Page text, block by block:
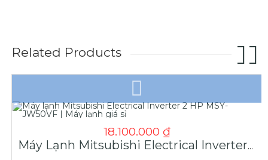
Related Products
18.100.000 ₫
Máy Lạnh Mitsubishi Electrical Inverter 2 HP MSY-JW50VF | Máy Lạnh Giá Sỉ